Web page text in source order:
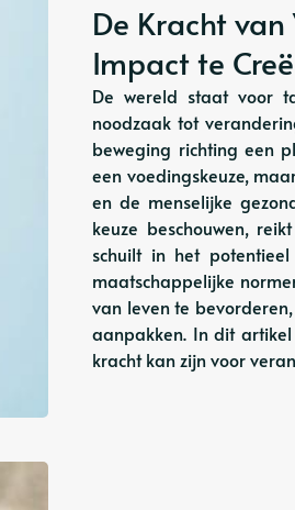
De Kracht
Impact te
De wereld staat voor
noodzaak tot
beweging richting een
een voedingskeuze,
en de menselijke
keuze beschouwen,
schuilt in het
maatschappelijke
van leven te
aanpakken. In dit
kracht kan zijn voor